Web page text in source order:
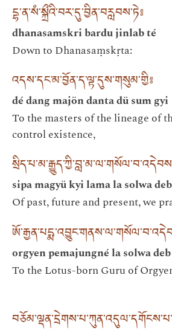
དྷ་ན་སཾ་སྐྲྀའི་བར་དུ་བྱིན་བརླབས་ཏེ༔
dhanasamskri bardu jinlab té
Down to Dhanasaṃskṛta:
འདས་དང་མ་བྱོན་ད་ལྟ་དུས་གསུམ་གྱི༔
dé dang majön danta dü sum gyi
To the masters of the lineage of
control existence,
sipa magyü kyi lama la solwa deb
Of past, future and present, we
orgyen pemajungné la solwa deb
To the Lotus-born Guru of